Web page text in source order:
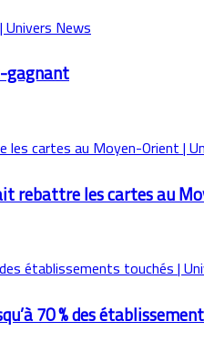
gagnant
rebattre les cartes au
70 % des